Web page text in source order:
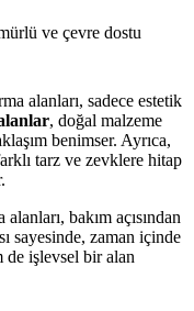
ve çevre dostu
alanları, sadece estetik
, doğal malzeme
benimser. Ayrıca,
tarz ve zevklere hitap
bakım açısından
sayesinde, zaman içinde
de işlevsel bir alan